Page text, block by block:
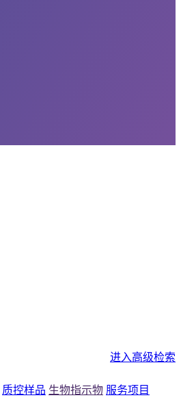
进入高级检索
质控样品 生物指示物 服务项目